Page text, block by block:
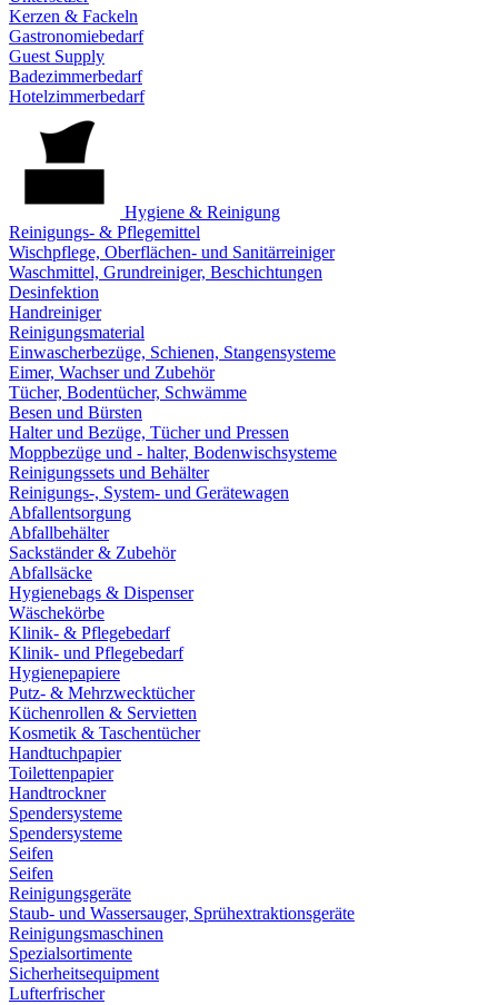
Kerzen & Fackeln
Gastronomiebedarf
Guest Supply
Badezimmerbedarf
Hotelzimmerbedarf
Hygiene & Reinigung
Reinigungs- & Pflegemittel
Wischpflege, Oberflächen- und Sanitärreiniger
Waschmittel, Grundreiniger, Beschichtungen
Desinfektion
Handreiniger
Reinigungsmaterial
Einwascherbezüge, Schienen, Stangensysteme
Eimer, Wachser und Zubehör
Tücher, Bodentücher, Schwämme
Besen und Bürsten
Halter und Bezüge, Tücher und Pressen
Moppbezüge und - halter, Bodenwischsysteme
Reinigungssets und Behälter
Reinigungs-, System- und Gerätewagen
Abfallentsorgung
Abfallbehälter
Sackständer & Zubehör
Abfallsäcke
Hygienebags & Dispenser
Wäschekörbe
Klinik- & Pflegebedarf
Klinik- und Pflegebedarf
Hygienepapiere
Putz- & Mehrzwecktücher
Küchenrollen & Servietten
Kosmetik & Taschentücher
Handtuchpapier
Toilettenpapier
Handtrockner
Spendersysteme
Spendersysteme
Seifen
Seifen
Reinigungsgeräte
Staub- und Wassersauger, Sprühextraktionsgeräte
Reinigungsmaschinen
Spezialsortimente
Sicherheitsequipment
Lufterfrischer